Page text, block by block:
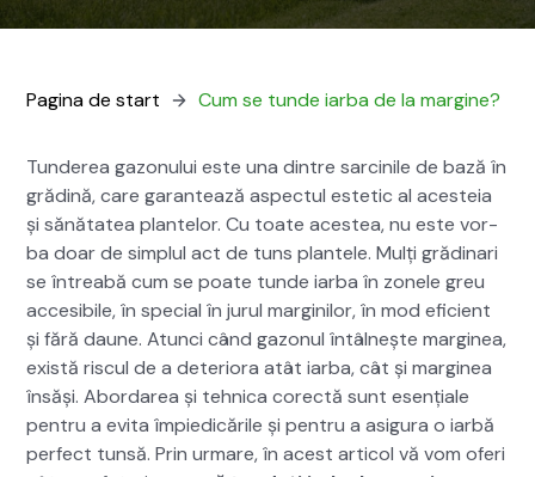
Pag­i­na de start Cum se tunde iar­ba de la mar­gine?
Tun­derea gazonu­lui este una din­tre sarcinile de bază în
grăd­ină, care garan­tează aspec­tul estet­ic al aces­teia
și sănă­tatea plantelor. Cu toate aces­tea, nu este vor­
ba doar de sim­plul act de tuns plantele. Mulți gră­d­i­nari
se între­abă cum se poate tunde iar­ba în zonele greu
acce­si­bile, în spe­cial în jurul mar­gin­ilor, în mod efi­cient
și fără daune. Atun­ci când gazonul întâl­nește mar­gin­ea,
există riscul de a dete­ri­o­ra atât iar­ba, cât și mar­gin­ea
însăși. Abor­darea și tehni­ca corec­tă sunt esențiale
pen­tru a evi­ta împiedicările și pen­tru a asigu­ra o iar­bă
per­fect tun­să. Prin urmare, în acest arti­col vă vom oferi